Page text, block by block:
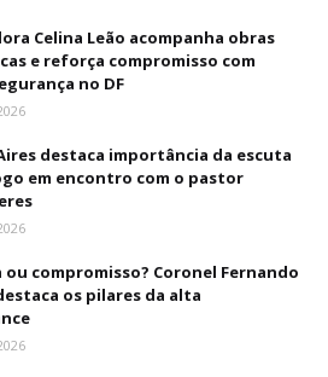
Celina Leão acompanha obras
e reforça compromisso com
no DF
destaca importância da escuta
em encontro com o pastor
ou compromisso? Coronel Fernando
os pilares da alta